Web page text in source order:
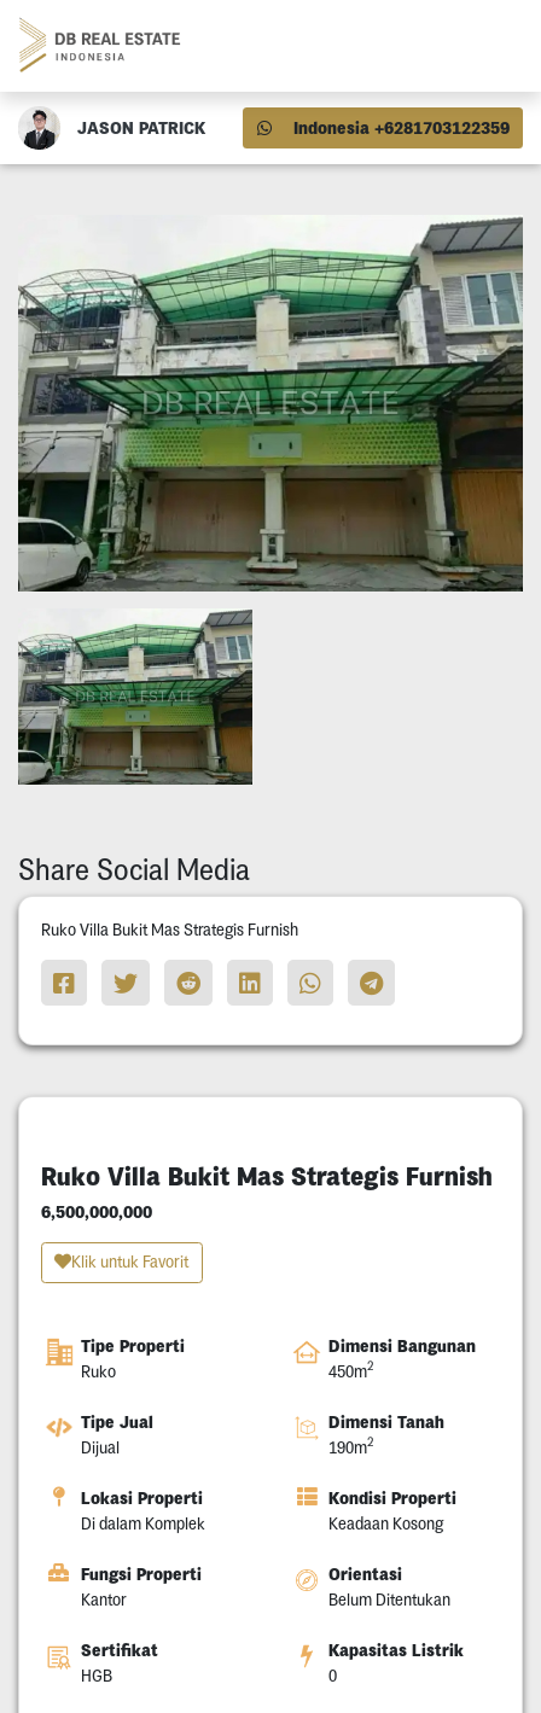
JASON PATRICK Indonesia +6281703122359
Share Social Media
Ruko Villa Bukit Mas Strategis Furnish
Ruko Villa Bukit Mas Strategis Furnish
6,500,000,000
Klik untuk Favorit
Tipe Properti
Ruko
Dimensi Bangunan
450m2
Tipe Jual
Dijual
Dimensi Tanah
190m2
Lokasi Properti
Di dalam Komplek
Kondisi Properti
Keadaan Kosong
Fungsi Properti
Kantor
Orientasi
Belum Ditentukan
Sertifikat
HGB
Kapasitas Listrik
0